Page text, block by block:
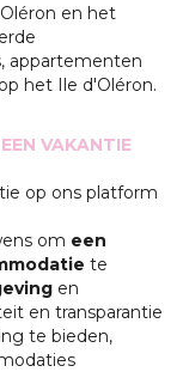
en het
appartementen
het Ile d'Oléron.
VAKANTIE
op ons platform
om een
te
en
en transparantie
te bieden,